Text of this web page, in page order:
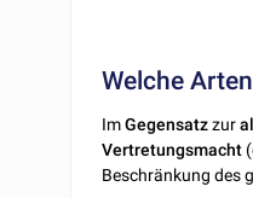
Welche
ImGegensatzzur
Vertretungsmacht
Beschränkung des